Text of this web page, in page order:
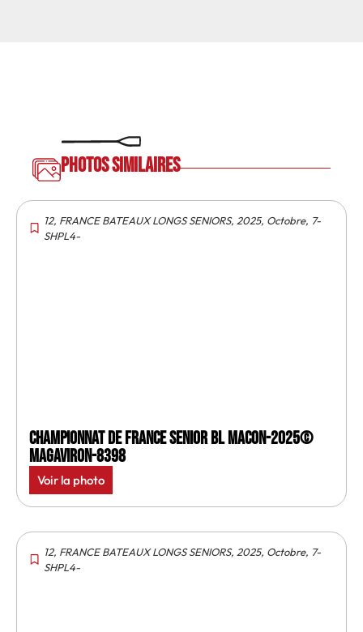
Photos similaires
12, FRANCE BATEAUX LONGS SENIORS, 2025, Octobre, 7-
SHPL4-
Championnat de France senior BL Macon-2025©
MagAviron-8398
Voir la photo
12, FRANCE BATEAUX LONGS SENIORS, 2025, Octobre, 7-
SHPL4-